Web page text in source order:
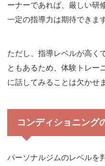
ーナーであれば、厳しい研
一定の指導力は期待できます
ただし、指導レベルが高く
ともあるため、体験トレー
に話してみることは欠かせ
コンディショニング
パーソナルジムのレベルを